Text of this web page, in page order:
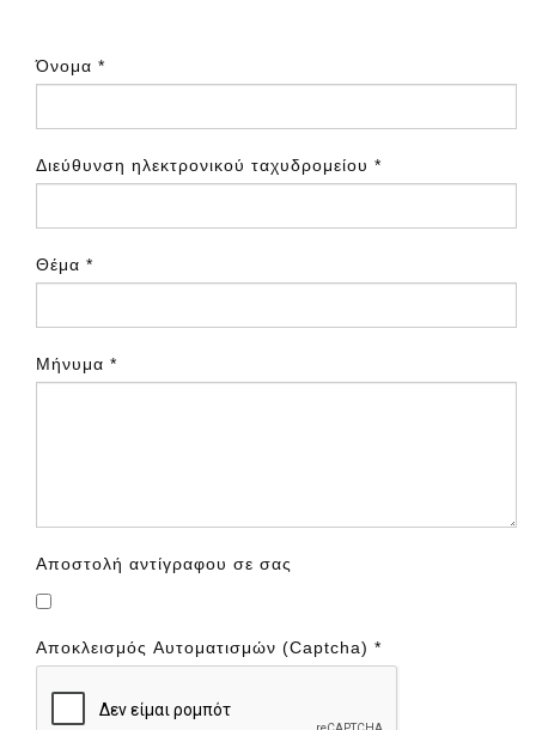
Όνομα *
Διεύθυνση ηλεκτρονικού ταχυδρομείου *
Θέμα *
Μήνυμα *
Αποστολή αντίγραφου σε σας
Αποκλεισμός Αυτοματισμών (Captcha) *